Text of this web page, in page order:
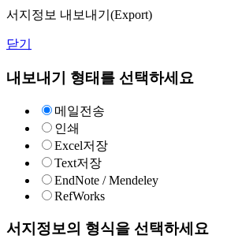
서지정보 내보내기(Export)
닫기
내보내기 형태를 선택하세요
메일전송
인쇄
Excel저장
Text저장
EndNote / Mendeley
RefWorks
서지정보의 형식을 선택하세요